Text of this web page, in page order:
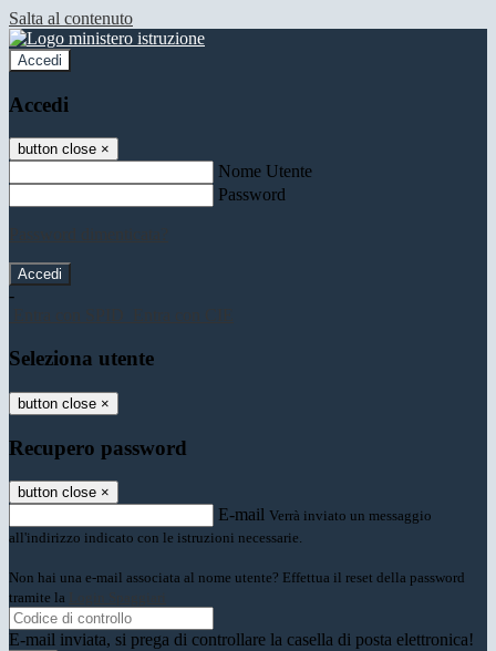
Salta al contenuto
Accedi
Accedi
button close ×
Nome Utente
Password
-
Seleziona utente
button close ×
Recupero password
button close ×
E-mail Verrà inviato un messaggio
all'indirizzo indicato con le istruzioni necessarie.
Non hai una e-mail associata al nome utente? Effettua il reset della password
tramite la
E-mail inviata, si prega di controllare la casella di posta elettronica!